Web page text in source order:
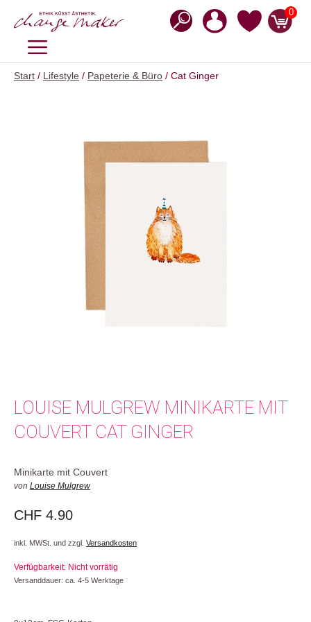
Inhalt
0
MENÜ
Start / Lifestyle / Papeterie & Büro / Cat Ginger
LOUISE MULGREW MINIKARTE MIT
COUVERT CAT GINGER
Minikarte mit Couvert
von Louise Mulgrew
CHF 4.90
inkl. MWSt. und zzgl. Versandkosten
Verfügbarkeit: Nicht vorrätig
Versanddauer: ca. 4-5 Werktage